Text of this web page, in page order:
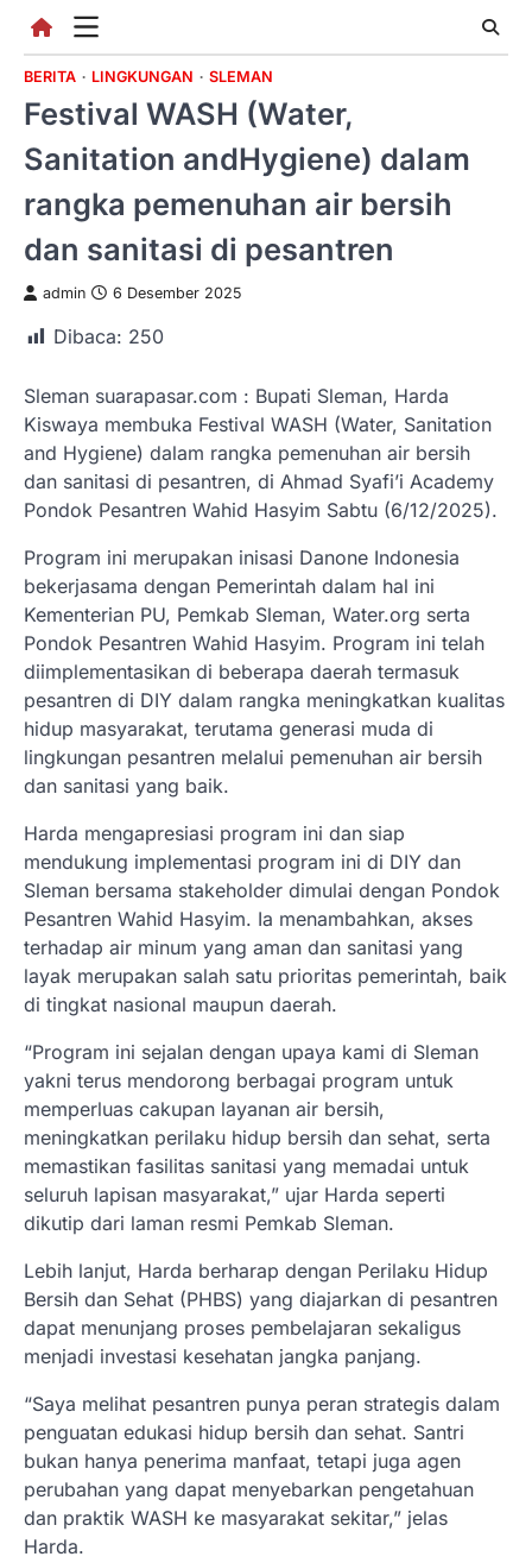
content
BERITA LINGKUNGAN SLEMAN
Festival WASH (Water,
Sanitation andHygiene) dalam
rangka pemenuhan air bersih
dan sanitasi di pesantren
admin 6 Desember 2025
Dibaca: 250
Sleman suarapasar.com : Bupati Sleman, Harda
Kiswaya membuka Festival WASH (Water, Sanitation
and Hygiene) dalam rangka pemenuhan air bersih
dan sanitasi di pesantren, di Ahmad Syafi’i Academy
Pondok Pesantren Wahid Hasyim Sabtu (6/12/2025).
Program ini merupakan inisasi Danone Indonesia
bekerjasama dengan Pemerintah dalam hal ini
Kementerian PU, Pemkab Sleman, Water.org serta
Pondok Pesantren Wahid Hasyim. Program ini telah
diimplementasikan di beberapa daerah termasuk
pesantren di DIY dalam rangka meningkatkan kualitas
hidup masyarakat, terutama generasi muda di
lingkungan pesantren melalui pemenuhan air bersih
dan sanitasi yang baik.
Harda mengapresiasi program ini dan siap
mendukung implementasi program ini di DIY dan
Sleman bersama stakeholder dimulai dengan Pondok
Pesantren Wahid Hasyim. Ia menambahkan, akses
terhadap air minum yang aman dan sanitasi yang
layak merupakan salah satu prioritas pemerintah, baik
di tingkat nasional maupun daerah.
“Program ini sejalan dengan upaya kami di Sleman
yakni terus mendorong berbagai program untuk
memperluas cakupan layanan air bersih,
meningkatkan perilaku hidup bersih dan sehat, serta
memastikan fasilitas sanitasi yang memadai untuk
seluruh lapisan masyarakat,” ujar Harda seperti
dikutip dari laman resmi Pemkab Sleman.
Lebih lanjut, Harda berharap dengan Perilaku Hidup
Bersih dan Sehat (PHBS) yang diajarkan di pesantren
dapat menunjang proses pembelajaran sekaligus
menjadi investasi kesehatan jangka panjang.
“Saya melihat pesantren punya peran strategis dalam
penguatan edukasi hidup bersih dan sehat. Santri
bukan hanya penerima manfaat, tetapi juga agen
perubahan yang dapat menyebarkan pengetahuan
dan praktik WASH ke masyarakat sekitar,” jelas
Harda.